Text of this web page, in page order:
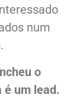
num
o
é um lead.